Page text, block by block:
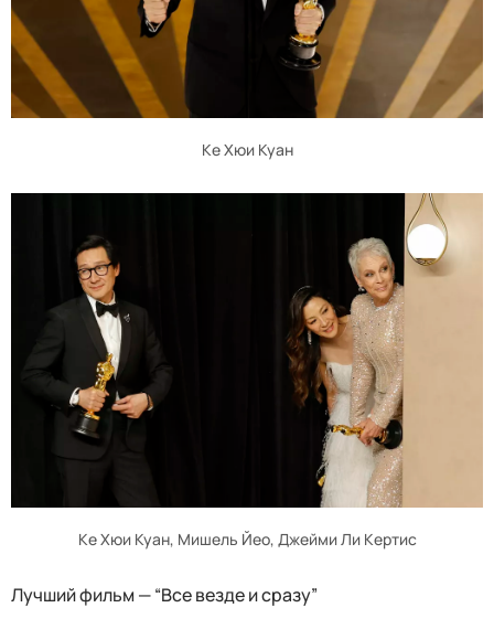
Ке Хюи Куан
Ке Хюи Куан, Мишель Йео, Джейми Ли Кертис
Лучший фильм — “Все везде и сразу”